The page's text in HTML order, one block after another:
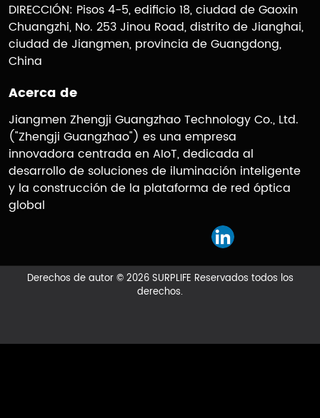
DIRECCIÓN: Pisos 4-5, edificio 18, ciudad de Gaoxin
Chuangzhi, No. 253 Jinou Road, distrito de Jianghai,
ciudad de Jiangmen, provincia de Guangdong,
China
Acerca de
Jiangmen Zhengji Guangzhao Technology Co., Ltd.
("Zhengji Guangzhao") es una empresa
innovadora centrada en AIoT, dedicada al
desarrollo de soluciones de iluminación inteligente
y la construcción de la plataforma de red óptica
global
Derechos de autor © 2026 SURPLIFE Reservados todos los
derechos.